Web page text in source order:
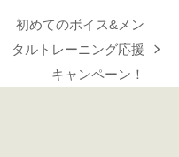
next
post:
初めてのボイス&メン
タルトレーニング応援
キャンペーン！